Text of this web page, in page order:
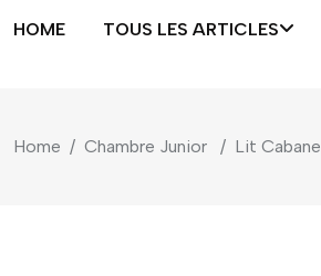
HOME TOUS LES ARTICLES
Home / Chambre Junior / Lit Cabane